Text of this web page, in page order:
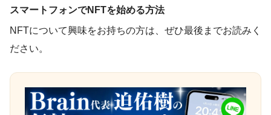
スマートフォンでNFTを始める方法
NFTについて興味をお持ちの方は、ぜひ最後までお読みく
ださい。